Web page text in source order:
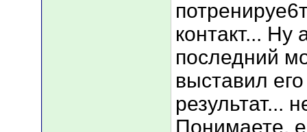
контакт... Ну
последний
выставил
результат...
Понимаете,